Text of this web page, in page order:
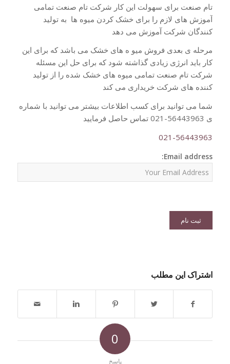
تام صنعت برای سهولت این کار شرکت تام صنعت تمامی
آموزش های لازم را برای خشک کردن میوه ها به تولید
کنندگان شرکت آموزش می دهد
مرحله ی بعدی فروش میو ه های خشک می باشد که برای این
کار باید انرژی زیادی گذاشته شود که برای حل این مسئله
شرکت تام صنعت تمامی میوه های خشک شده را از تولید
کننده های شرکت خریداری می کند
شما می توانید برای کسب اطلاعات بیشتر می توانید با شماره
ی 56443963-021 تماس حاصل فرمایید
021-56443963
Email address:
اشتراک این مطلب
0
پاسخ